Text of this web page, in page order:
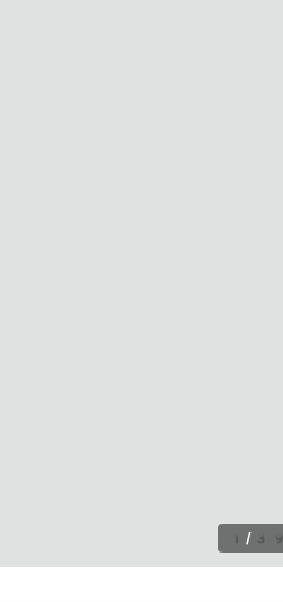
1 / 39